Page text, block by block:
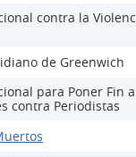
contra la
de Greenwich
para Poner Fin
contra Periodistas